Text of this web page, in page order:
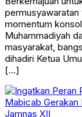
permusyawaratan
momentum
Muhammadiyah
masyarakat,
dihadiri Ketua
[…]